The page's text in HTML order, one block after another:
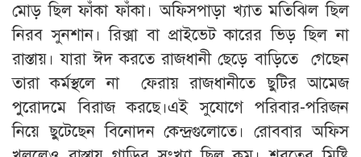
মোড় ছিল ফাঁকা ফাঁকা। অফিসপাড়া খ্যাত মতিঝিল ছিল
নিরব সুনশান। রিক্সা বা প্রাইভেট কারের ভিড় ছিল না
রাস্তায়। যারা ঈদ করতে রাজধানী ছেড়ে বাড়িতে গেছেন
তারা কর্মস্থলে না ফেরায় রাজধানীতে ছুটির আমেজ
পুরোদমে বিরাজ করছে।এই সুযোগে পরিবার-পরিজন
নিয়ে ছুটেছেন বিনোদন কেন্দ্রগুলোতে। রোববার অফিস